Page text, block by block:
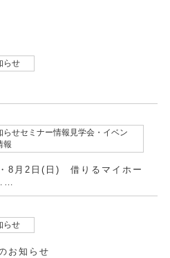
らせ
らせセミナー情報見学会・イベン
報
8月2日(日) 借りるマイホー
らせ
お知らせ